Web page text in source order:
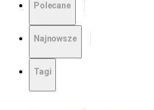
Polecane
Najnowsze
Tagi